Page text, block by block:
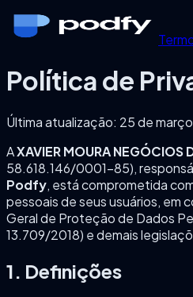
Política de
Última atualização: 25 de
AXAVIER MOURA NEGÓCIOS
58.618.146/0001-85),
Podfy, está comprometida
pessoais de seus usuários, em
Geral de Proteção de Dados
13.709/2018) e demais
1. Definições